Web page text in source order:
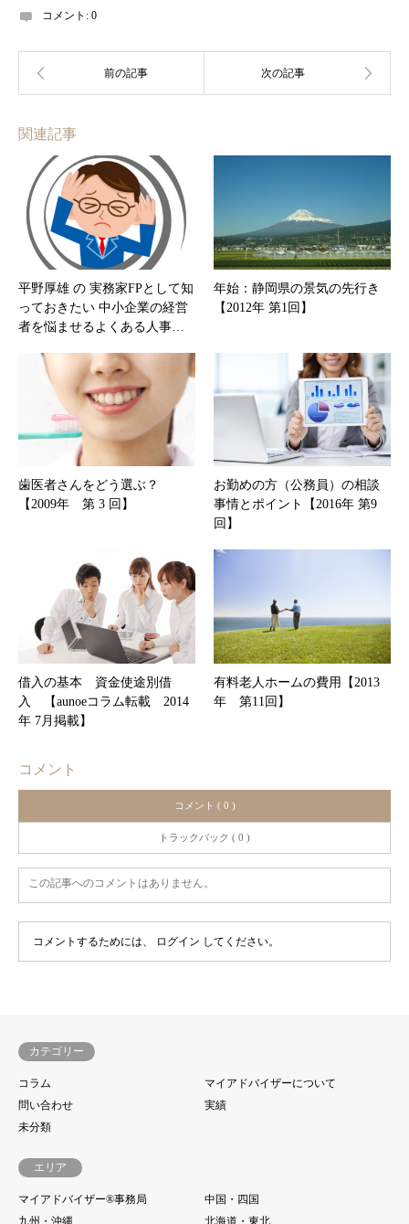
コメント: 0
関連記事
平野厚雄 の 実務家FPとして知
っておきたい 中小企業の経営
者を悩ませるよくある人事…
年始：静岡県の景気の先行き
【2012年 第1回】
歯医者さんをどう選ぶ？
【2009年 第 3 回】
お勤めの方（公務員）の相談
事情とポイント【2016年 第9
回】
借入の基本 資金使途別借
入 【aunoeコラム転載 2014
年 7月掲載】
有料老人ホームの費用【2013
年 第11回】
コメント
コメント ( 0 )
トラックバック ( 0 )
この記事へのコメントはありません。
コメントするためには、 ログイン してください。
カテゴリー
コラム
マイアドバイザーについて
問い合わせ
実績
未分類
エリア
マイアドバイザー®事務局
中国・四国
九州・沖縄
北海道・東北